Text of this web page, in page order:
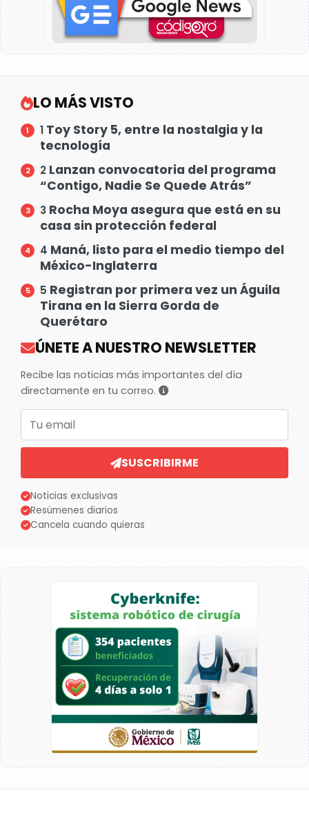
LO MÁS VISTO
1 Toy Story 5, entre la nostalgia y la
tecnología
2 Lanzan convocatoria del programa
“Contigo, Nadie Se Quede Atrás”
3 Rocha Moya asegura que está en su
casa sin protección federal
4 Maná, listo para el medio tiempo del
México-Inglaterra
5 Registran por primera vez un Águila
Tirana en la Sierra Gorda de
Querétaro
ÚNETE A NUESTRO NEWSLETTER
Recibe las noticias más importantes del día
directamente en tu correo.
SUSCRIBIRME
Noticias exclusivas
Resúmenes diarios
Cancela cuando quieras